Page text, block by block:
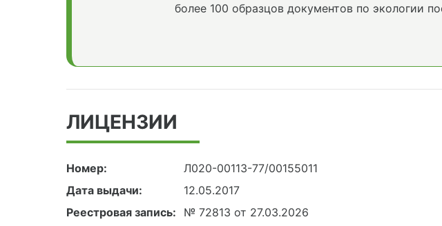
более 100 образцов документов по экологии
ЛИЦЕНЗИИ
Номер:
Л020-00113-77/00155011
Дата выдачи:
12.05.2017
Реестровая запись:
№ 72813 от 27.03.2026